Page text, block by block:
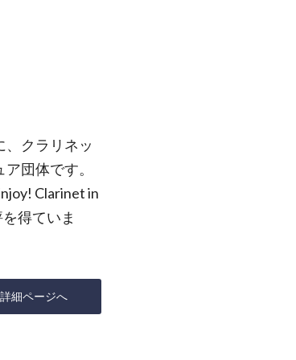
クラリネッ
団体です。
Clarinet in
得ていま
細ページへ